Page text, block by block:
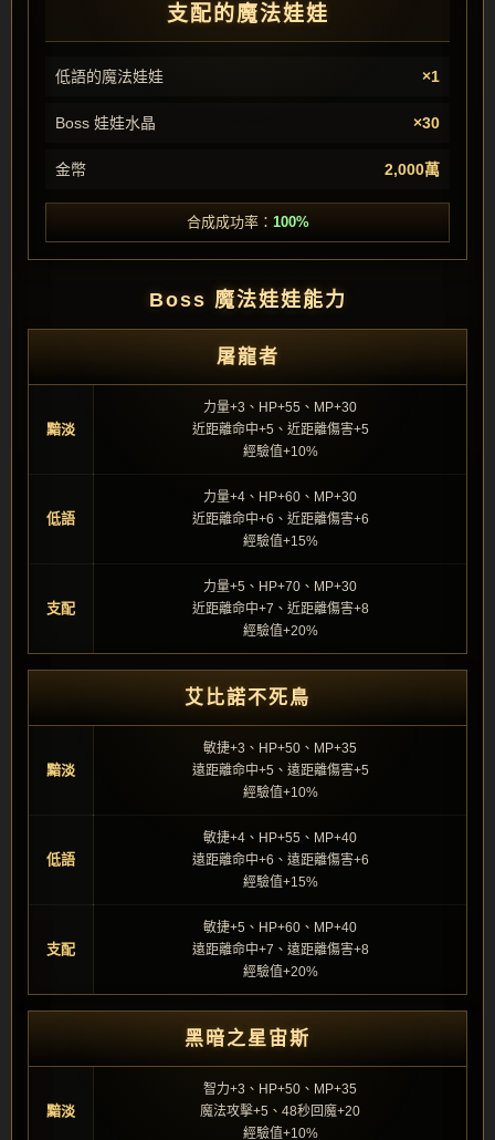
支配的魔法娃娃
低語的魔法娃娃 ×1
Boss 娃娃水晶 ×30
金幣 2,000萬
合成成功率： 100%
Boss 魔法娃娃能力
屠龍者
黯淡
力量+3、HP+55、MP+30
近距離命中+5、近距離傷害+5
經驗值+10%
低語
力量+4、HP+60、MP+30
近距離命中+6、近距離傷害+6
經驗值+15%
支配
力量+5、HP+70、MP+30
近距離命中+7、近距離傷害+8
經驗值+20%
艾比諾不死鳥
黯淡
敏捷+3、HP+50、MP+35
遠距離命中+5、遠距離傷害+5
經驗值+10%
低語
敏捷+4、HP+55、MP+40
遠距離命中+6、遠距離傷害+6
經驗值+15%
支配
敏捷+5、HP+60、MP+40
遠距離命中+7、遠距離傷害+8
經驗值+20%
黑暗之星宙斯
黯淡
智力+3、HP+50、MP+35
魔法攻擊+5、48秒回魔+20
經驗值+10%